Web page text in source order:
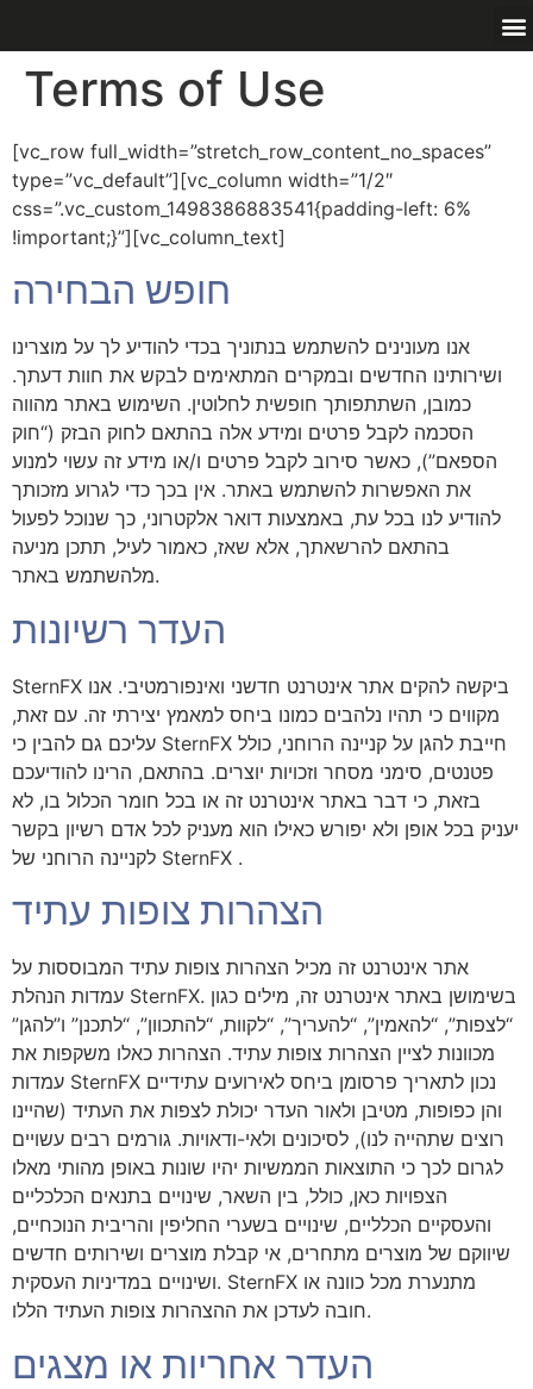
Terms of Use
[vc_row full_width=”stretch_row_content_no_spaces”
type=”vc_default”][vc_column width=”1/2″
css=”.vc_custom_1498386883541{padding-left: 6%
!important;}”][vc_column_text]
חופש הבחירה
אנו מעונינים להשתמש בנתוניך בכדי להודיע לך על מוצרינו
ושירותינו החדשים ובמקרים המתאימים לבקש את חוות דעתך.
כמובן, השתתפותך חופשית לחלוטין. השימוש באתר מהווה
הסכמה לקבל פרטים ומידע אלה בהתאם לחוק הבזק (“חוק
הספאם”), כאשר סירוב לקבל פרטים ו/או מידע זה עשוי למנוע
את האפשרות להשתמש באתר. אין בכך כדי לגרוע מזכותך
להודיע לנו בכל עת, באמצעות דואר אלקטרוני, כך שנוכל לפעול
בהתאם להרשאתך, אלא שאז, כאמור לעיל, תתכן מניעה
מלהשתמש באתר.
העדר רשיונות
SternFX ביקשה להקים אתר אינטרנט חדשני ואינפורמטיבי. אנו
מקווים כי תהיו נלהבים כמונו ביחס למאמץ יצירתי זה. עם זאת,
עליכם גם להבין כי SternFX חייבת להגן על קניינה הרוחני, כולל
פטנטים, סימני מסחר וזכויות יוצרים. בהתאם, הרינו להודיעכם
בזאת, כי דבר באתר אינטרנט זה או בכל חומר הכלול בו, לא
יעניק בכל אופן ולא יפורש כאילו הוא מעניק לכל אדם רשיון בקשר
לקניינה הרוחני של SternFX .
הצהרות צופות עתיד
אתר אינטרנט זה מכיל הצהרות צופות עתיד המבוססות על
עמדות הנהלת SternFX. בשימושן באתר אינטרנט זה, מילים כגון
“לצפות”, “להאמין”, “להעריך”, “לקוות, “להתכוון”, “לתכנן” ו”להגן”
מכוונות לציין הצהרות צופות עתיד. הצהרות כאלו משקפות את
עמדות SternFX נכון לתאריך פרסומן ביחס לאירועים עתידיים
והן כפופות, מטיבן ולאור העדר יכולת לצפות את העתיד (שהיינו
רוצים שתהייה לנו), לסיכונים ולאי-ודאויות. גורמים רבים עשויים
לגרום לכך כי התוצאות הממשיות יהיו שונות באופן מהותי מאלו
הצפויות כאן, כולל, בין השאר, שינויים בתנאים הכלכליים
והעסקיים הכלליים, שינויים בשערי החליפין והריבית הנוכחיים,
שיווקם של מוצרים מתחרים, אי קבלת מוצרים ושירותים חדשים
ושינויים במדיניות העסקית. SternFX מתנערת מכל כוונה או
חובה לעדכן את ההצהרות צופות העתיד הללו.
העדר אחריות או מצגים